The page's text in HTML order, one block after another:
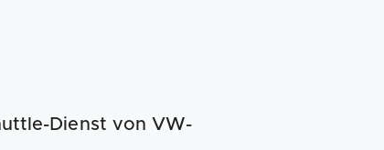
Dienst von VW-